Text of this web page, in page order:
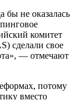
бы не оказалась
комитет
сделали свое
— отмечают
потому
вместо